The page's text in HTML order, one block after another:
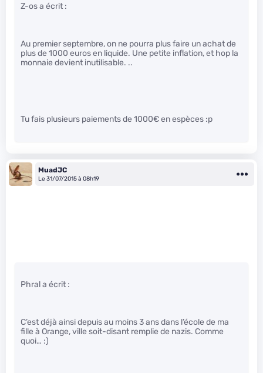
Z-os a écrit :
Au premier septembre, on ne pourra plus faire un achat de
plus de 1000 euros en liquide. Une petite inflation, et hop la
monnaie devient inutilisable. ..
Tu fais plusieurs paiements de 1000€ en espèces :p
MuadJC
Le 31/07/2015 à 08h19
Phral a écrit :
C’est déjà ainsi depuis au moins 3 ans dans l’école de ma
fille à Orange, ville soit-disant remplie de nazis. Comme
quoi… :)